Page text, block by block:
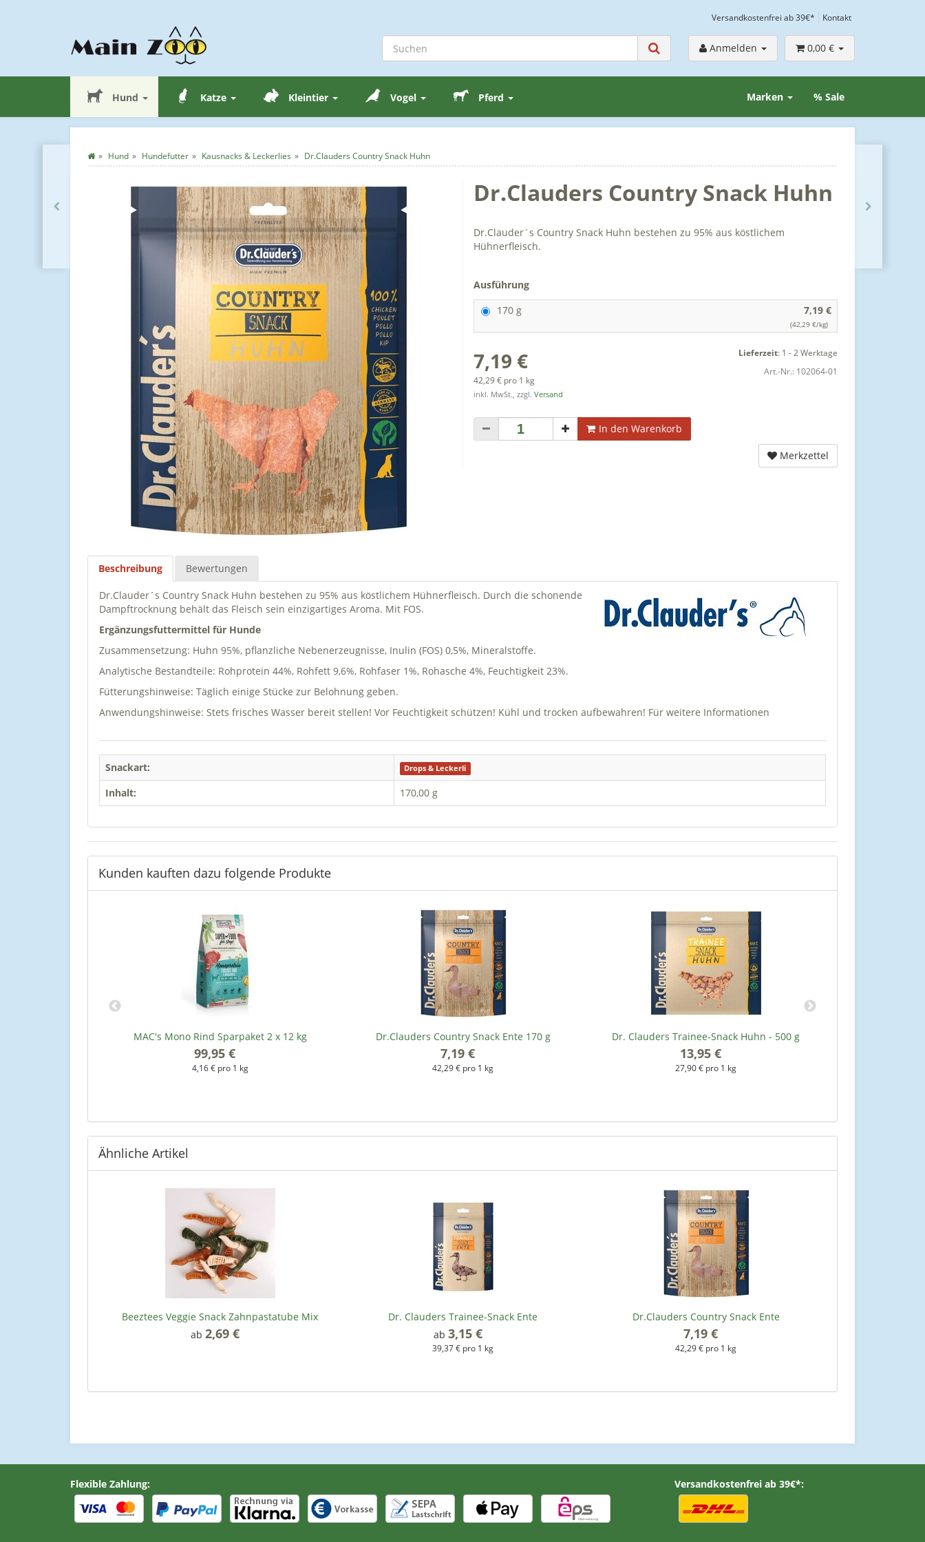
Versandkostenfrei ab 39€* Kontakt
Anmelden 0,00 €
Hund Katze Kleintier Vogel Pferd % Sale
Marken
Hund Hundefutter Kausnacks & Leckerlies Dr.Clauders Country Snack Huhn
Dr.Clauders Country Snack Huhn
Dr.Clauder´s Country Snack Huhn bestehen zu 95% aus köstlichem
Hühnerfleisch.
Ausführung
170 g
7,19 €
(42,29 €/kg)
7,19 €
42,29 € pro 1 kg
inkl. MwSt., zzgl. Versand
Lieferzeit: 1 - 2 Werktage
Art.-Nr.: 102064-01
In den Warenkorb
Merkzettel
Beschreibung Bewertungen
Dr.Clauder´s Country Snack Huhn bestehen zu 95% aus köstlichem Hühnerfleisch. Durch die schonende
Dampftrocknung behält das Fleisch sein einzigartiges Aroma. Mit FOS.
Ergänzungsfuttermittel für Hunde
Zusammensetzung: Huhn 95%, pflanzliche Nebenerzeugnisse, Inulin (FOS) 0,5%, Mineralstoffe.
Analytische Bestandteile: Rohprotein 44%, Rohfett 9,6%, Rohfaser 1%, Rohasche 4%, Feuchtigkeit 23%.
Fütterungshinweise: Täglich einige Stücke zur Belohnung geben.
Anwendungshinweise: Stets frisches Wasser bereit stellen! Vor Feuchtigkeit schützen! Kühl und trocken aufbewahren! Für weitere Informationen
Snackart: Drops & Leckerli
Inhalt: 170,00 g
Kunden kauften dazu folgende Produkte
MAC's Mono Rind Sparpaket 2 x 12 kg
99,95 €
4,16 € pro 1 kg
Dr.Clauders Country Snack Ente 170 g
7,19 €
42,29 € pro 1 kg
Dr. Clauders Trainee-Snack Huhn - 500 g
13,95 €
27,90 € pro 1 kg
Ähnliche Artikel
Beeztees Veggie Snack Zahnpastatube Mix
ab 2,69 €
Dr. Clauders Trainee-Snack Ente
ab 3,15 €
39,37 € pro 1 kg
Dr.Clauders Country Snack Ente
7,19 €
42,29 € pro 1 kg
Flexible Zahlung: Versandkostenfrei ab 39€*: